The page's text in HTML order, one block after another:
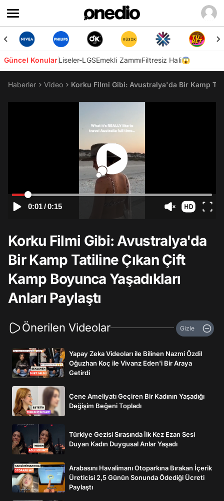
Güncel KonularLiseler-LGSEmekli ZammıFiltresiz Hali😱
Haberler Video Korku Filmi Gibi: Avustralya'da Bir Kamp
0:01/0:15
Korku Filmi Gibi: Avustralya'da
Bir Kamp Tatiline Çıkan Çift
Kamp Boyunca Yaşadıkları
Anları Paylaştı
Önerilen Videolar Gizle
Yapay Zeka Videoları ile Bilinen Nazmi Özdil
Oğuzhan Koç ile Vivanz Eden'i Bir Araya
Getirdi
Çene Ameliyatı Geçiren Bir Kadının Yaşadığı
Değişim Beğeni Topladı
Türkiye Gezisi Sırasında İlk Kez Ezan Sesi
Duyan Kadın Duygusal Anlar Yaşadı
Arabasını Havalimanı Otoparkına Bırakan İçerik
Üreticisi 2,5 Günün Sonunda Ödediği Ücreti
Paylaştı